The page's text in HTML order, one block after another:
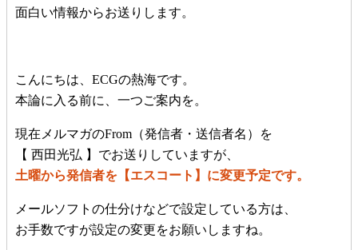
面白い情報からお送りします。
こんにちは、ECGの熱海です。
本論に入る前に、一つご案内を。
現在メルマガのFrom（発信者・送信者名）を
【 西田光弘 】でお送りしていますが、
土曜から発信者を【エスコート】に変更予定です。
メールソフトの仕分けなどで設定している方は、
お手数ですが設定の変更をお願いしますね。